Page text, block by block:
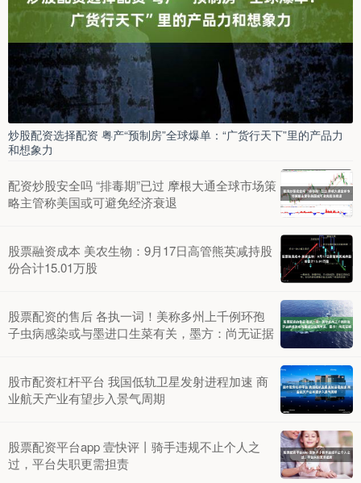
炒股配资选择配资 粤产“预制房”全球爆单：“广货行天下”里的产品力
和想象力
配资炒股安全吗 “排毒期”已过 摩根大通全球市场策
略主管称美国或可避免经济衰退
股票融资成本 美农生物：9月17日高管熊英减持股
份合计15.01万股
股票配资的售后 各执一词！美称多州上千例环孢
子虫病感染或与墨进口生菜有关，墨方：尚无证据
股市配资杠杆平台 我国低轨卫星发射进程加速 商
业航天产业有望步入景气周期
股票配资平台app 壹快评丨骑手违规不止个人之
过，平台失职更需担责